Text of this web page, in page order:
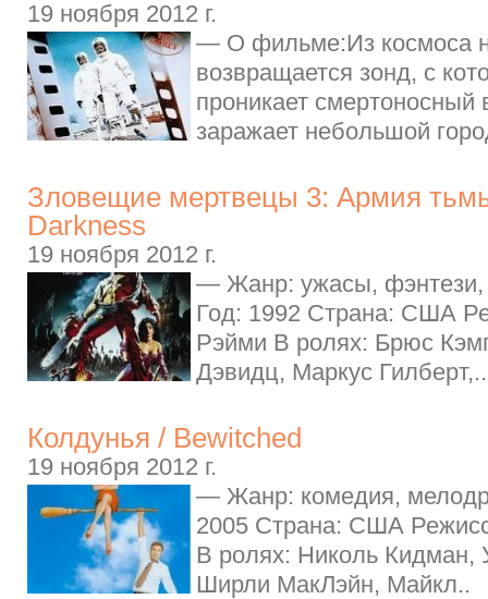
19 ноября 2012 г.
— О фильме:Из космоса
возвращается зонд, с
проникает смертоносный
заражает небольшой
Зловещие мертвецы 3: Армия
Darkness
19 ноября 2012 г.
— Жанр: ужасы, фэнтези,
Год: 1992 Страна: США
Рэйми В ролях: Брюс
Дэвидц, Маркус Гилберт,..
Колдунья / Bewitched
19 ноября 2012 г.
— Жанр: комедия,
2005 Страна: США
В ролях: Николь Кидман,
Ширли МакЛэйн, Майкл..